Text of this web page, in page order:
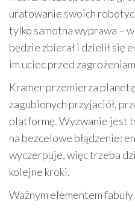
uratowanie swoich
tylko samotna wyprawa –
będzie zbierał i dzielił się
im uciec przed
Kramer przemierza
zagubionych przyjaciół,
platformę. Wyzwanie jest
na bezcelowe błądzenie:
wyczerpuje, więc trzeba
kolejne kroki.
Ważnym elementem